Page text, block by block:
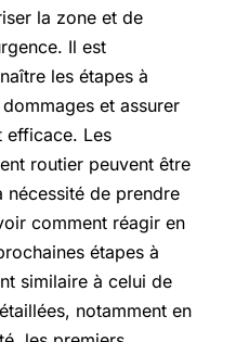
la zone et de
Il est
les étapes à
et assurer
efficace. Les
routier peuvent être
de prendre
comment réagir en
étapes à
similaire à celui de
notamment en